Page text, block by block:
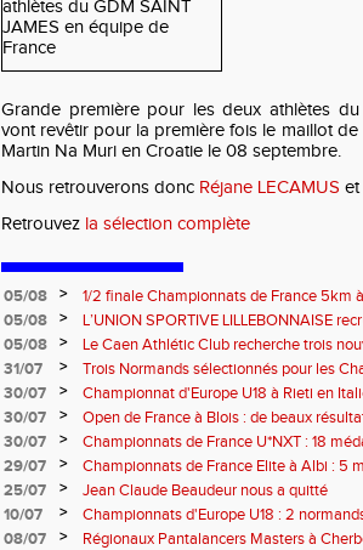
Grande première pour les deux athlètes
vont revêtir pour la première fois le maillot de
Martin Na Muri en Croatie le 08 septembre.
Nous retrouverons donc Réjane LECAMUS et
Retrouvez la sélection complète
05/08 >
1/2 finale Championnats de France 5km
13 septembre 2026 : les informations
05/08 >
L’UNION SPORTIVE LILLEBONNAISE
rentrée 2026
05/08 >
Le Caen Athlétic Club recherche trois
civique à compter de septembre 2026
31/07 >
Trois Normands sélectionnés pour les
Eugene !
30/07 >
Championnat d'Europe U18 à Rieti en
normands
30/07 >
Open de France à Blois : de beaux
30/07
>
Championnats de France U*NXT : 18
29/07
>
Championnats de France Elite à Albi : 5
titres !
25/07 >
Jean Claude Beaudeur nous a quitté
10/07
>
Championnats d'Europe U18 : 2
08/07
>
Régionaux Pantalancers Masters à